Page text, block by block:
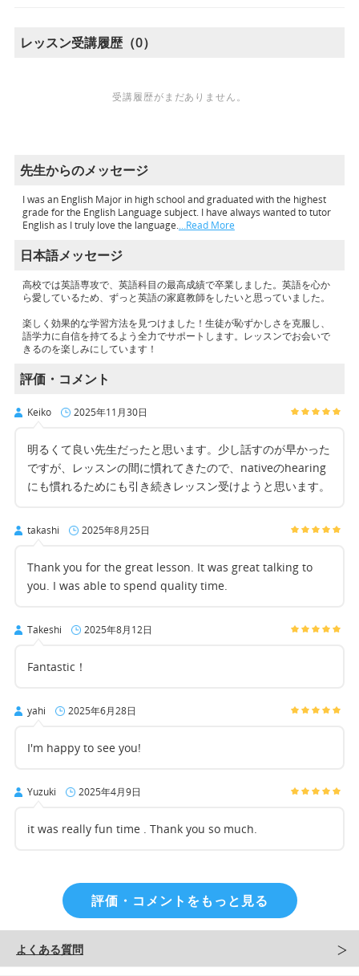
レッスン受講履歴（0）
受講履歴がまだありません。
先生からのメッセージ
I was an English Major in high school and graduated with the highest
grade for the English Language subject. I have always wanted to tutor
English as I truly love the language.…Read More
日本語メッセージ
高校では英語専攻で、英語科目の最高成績で卒業しました。英語を心か
ら愛しているため、ずっと英語の家庭教師をしたいと思っていました。
楽しく効果的な学習方法を見つけました！生徒が恥ずかしさを克服し、
語学力に自信を持てるよう全力でサポートします。レッスンでお会いで
きるのを楽しみにしています！
評価・コメント
Keiko 2025年11月30日
明るくて良い先生だったと思います。少し話すのが早かった
ですが、レッスンの間に慣れてきたので、nativeのhearing
にも慣れるためにも引き続きレッスン受けようと思います。
takashi 2025年8月25日
Thank you for the great lesson. It was great talking to
you. I was able to spend quality time.
Takeshi 2025年8月12日
Fantastic！
yahi 2025年6月28日
I'm happy to see you!
Yuzuki 2025年4月9日
it was really fun time . Thank you so much.
評価・コメントをもっと見る
よくある質問